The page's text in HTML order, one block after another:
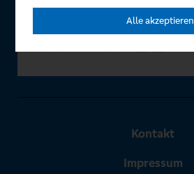
Kontakt
Impressum
Alle akzeptieren